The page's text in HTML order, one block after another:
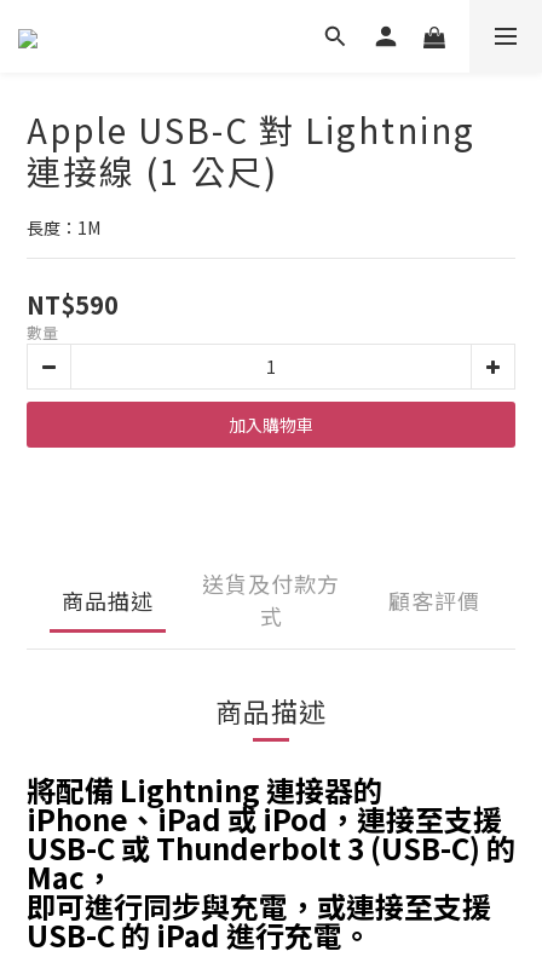
Apple USB-C 對 Lightning
連接線 (1 公尺)
長度：1M
NT$590
數量
加入購物車
商品描述
送貨及付款方
式
顧客評價
商品描述
將配備 Lightning 連接器的
iPhone、iPad 或 iPod，連接至支援
USB-C 或 Thunderbolt 3 (USB-C) 的
Mac，
即可進行同步與充電，或連接至支援
USB-C 的 iPad 進行充電。